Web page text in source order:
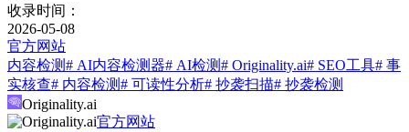
收录时间：
2026-05-08
官方网站
内容检测# AI内容检测器# AI检测# Originality.ai# SEO工具# 事
实核查# 内容检测# 可读性分析# 抄袭扫描# 抄袭检测
Originality.ai
官方网站